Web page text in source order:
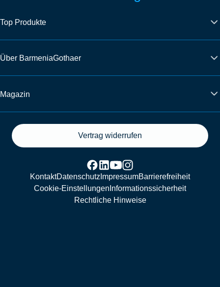
Top Produkte
Über BarmeniaGothaer
Magazin
Vertrag widerrufen
KontaktDatenschutz ImpressumBarrierefreiheit
Cookie-Einstellungen Informationssicherheit
Rechtliche Hinweise